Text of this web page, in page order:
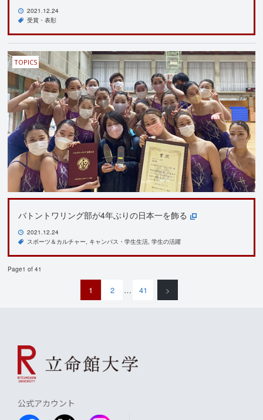
2021.12.24
受賞・表彰
TOPICS
バトントワリング部が4年ぶりの日本一を飾る
2021.12.24
スポーツ＆カルチャー キャンパス・学生生活 学生の活躍
Page1 of 41
1 2 … 41 >
公式アカウント